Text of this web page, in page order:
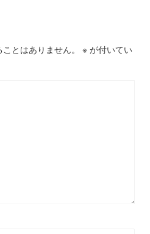
とはありません。 ※ が付いてい